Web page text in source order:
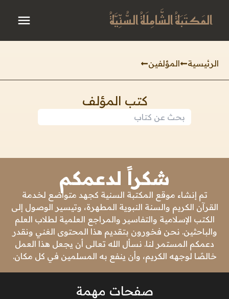
المَكتَبَةُ الشَّامِلَةُ السُّنِّيَّةُ
الرئيسية المؤلفين
كتب المؤلف
شكراً لدعمكم
تم إنشاء موقع المكتبة السنية كجهد متواضع لخدمة
القرآن الكريم والسنة النبوية المطهرة، وتيسير الوصول إلى
الكتب الإسلامية والتفاسير والمراجع العلمية لطلاب العلم
والباحثين. نحن فخورون بتقديم هذا المحتوى الغني ونقدر
دعمكم المستمر لنا. نسأل الله تعالى أن يجعل هذا العمل
خالصًا لوجهه الكريم، وأن ينفع به المسلمين في كل مكان.
صفحات مهمة